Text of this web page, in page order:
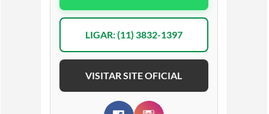
LIGAR: (11) 3832-1397
VISITAR SITE OFICIAL